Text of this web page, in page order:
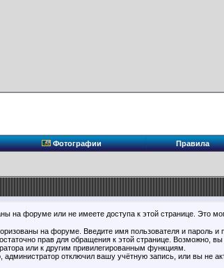
Фотографии Правила
на форуме или не имеете доступа к этой странице. Это
на форуме. Введите имя пользователя и пароль и
прав для обращения к этой странице. Возможно,
или к другим привилегированным функциям.
администратор отключил вашу учётную запись, или вы не